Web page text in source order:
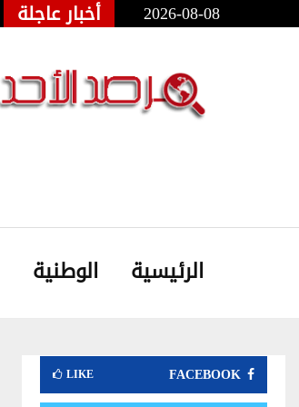
2026-08-08 أخبار عاجلة
للفنون الشعبية بأوذنة: نجلاء…
الرئيسية الوطنية
FACEBOOK
LIKE